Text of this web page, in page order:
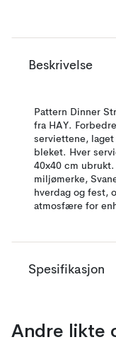
Beskrivelse
Pattern Dinner
fra HAY.
serviettene,
bleket. Hver
40x40 cm
miljømerke,
hverdag og fest,
atmosfære for
Spesifikasjon
Andre likte